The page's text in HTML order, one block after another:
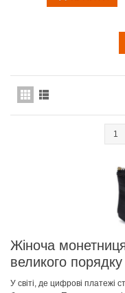
1
Жіноча
великого
У світі, де цифрові платежі